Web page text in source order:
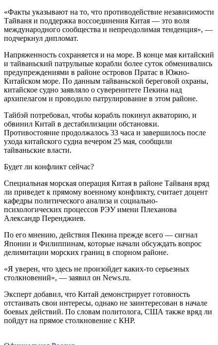
«Факты указывают на то, что противодействие независимости
Тайваня и поддержка воссоединения Китая — это воля
международного сообщества и непреодолимая тенденция», —
подчеркнул дипломат.
Напряженность сохраняется и на море. В конце мая китайский
и тайваньский патрульные корабли более суток обменивались
предупреждениями в районе островов Пратас в Южно-
Китайском море. По данным тайваньской береговой охраны,
китайское судно заявляло о суверенитете Пекина над
архипелагом и проводило патрулирование в этом районе.
Тайбэй потребовал, чтобы корабль покинул акваторию, и
обвинил Китай в дестабилизации обстановки.
Противостояние продолжалось 33 часа и завершилось после
ухода китайского судна вечером 25 мая, сообщили
тайваньские власти.
Будет ли конфликт сейчас?
Специальная морская операция Китая в районе Тайваня вряд
ли приведет к прямому военному конфликту, считает доцент
кафедры политического анализа и социально-
психологических процессов РЭУ имени Плеханова
Александр Перенджиев.
По его мнению, действия Пекина прежде всего — сигнал
Японии и Филиппинам, которые начали обсуждать вопрос
делимитации морских границ в спорном районе.
«Я уверен, что здесь не произойдет каких-то серьезных
столкновений», — заявил он News.ru.
Эксперт добавил, что Китай демонстрирует готовность
отстаивать свои интересы, однако не заинтересован в начале
боевых действий. По словам политолога, США также вряд ли
пойдут на прямое столкновение с КНР.